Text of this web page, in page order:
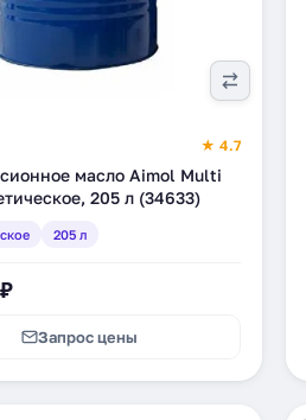
★ 4.7
масло Aimol Multi
205 л (34633)
205 л
Запрос цены